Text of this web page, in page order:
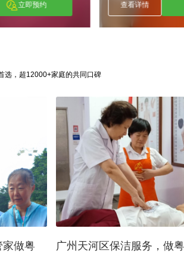
立即预约 查看详情
选，超12000+家庭的共同口碑
家做粤
广州天河区保洁服务，做粤